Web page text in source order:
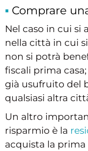
Comprare
Nel caso in cui si
nella città in cui
non si potrà
fiscali prima
già usufruito del
qualsiasi altra
Un altro
risparmio è la
acquista la prima